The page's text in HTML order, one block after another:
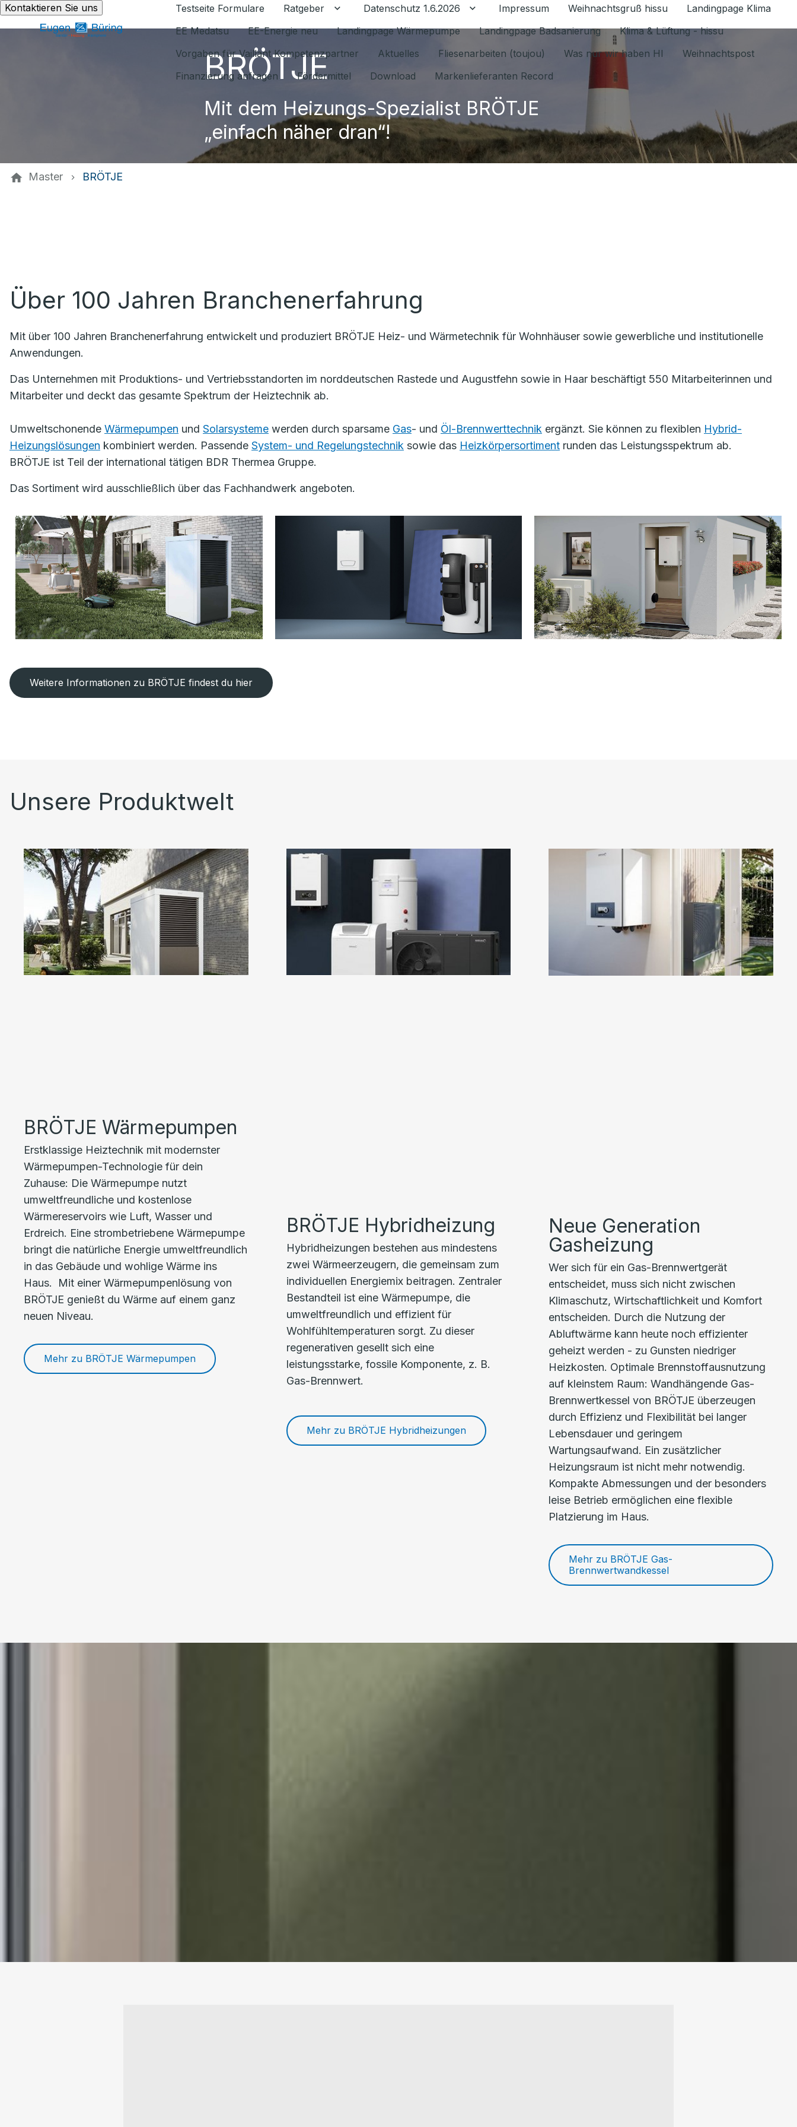
Kontaktieren Sie uns Testseite Formulare Ratgeber Untermenü für Ratgeber umschalten
Datenschutz 1.6.2026 Untermenü für Datenschutz 1.6.2026 umschalten
Impressum Weihnachtsgruß hissu
Landingpage Klima
EE Medatsu
EE-Energie neu Landingpage Wärmepumpe Landingpage Badsanierung
Klima & Lüftung - hissu
Vorgaben für Vaillant Kompetenzpartner
Aktuelles Fliesenarbeiten (toujou) Was nur wir haben HI
Weihnachtspost
Finanzierung anfragen
Fördermittel Download Markenlieferanten Record
BRÖTJE
Mit dem Heizungs-Spezialist BRÖTJE
„einfach näher dran“!
Master BRÖTJE
Über 100 Jahren Branchenerfahrung
Mit über 100 Jahren Branchenerfahrung entwickelt und produziert BRÖTJE Heiz- und Wärmetechnik für Wohnhäuser sowie gewerbliche und institutionelle
Anwendungen.
Das Unternehmen mit Produktions- und Vertriebsstandorten im norddeutschen Rastede und Augustfehn sowie in Haar beschäftigt 550 Mitarbeiterinnen und
Mitarbeiter und deckt das gesamte Spektrum der Heiztechnik ab.
Umweltschonende Wärmepumpen und Solarsysteme werden durch sparsame Gas- und Öl-Brennwerttechnik ergänzt. Sie können zu flexiblen Hybrid-
Heizungslösungen kombiniert werden. Passende System- und Regelungstechnik sowie das Heizkörpersortiment runden das Leistungsspektrum ab.
BRÖTJE ist Teil der international tätigen BDR Thermea Gruppe.
Das Sortiment wird ausschließlich über das Fachhandwerk angeboten.
Weitere Informationen zu BRÖTJE findest du hier
Unsere Produktwelt
BRÖTJE Wärmepumpen
Erstklassige Heiztechnik mit modernster
Wärmepumpen-Technologie für dein
Zuhause: Die Wärmepumpe nutzt
umweltfreundliche und kostenlose
Wärmereservoirs wie Luft, Wasser und
Erdreich. Eine strombetriebene Wärmepumpe
bringt die natürliche Energie umweltfreundlich
in das Gebäude und wohlige Wärme ins
Haus. Mit einer Wärmepumpenlösung von
BRÖTJE genießt du Wärme auf einem ganz
neuen Niveau.
Mehr zu BRÖTJE Wärmepumpen
BRÖTJE Hybridheizung
Hybridheizungen bestehen aus mindestens
zwei Wärmeerzeugern, die gemeinsam zum
individuellen Energiemix beitragen. Zentraler
Bestandteil ist eine Wärmepumpe, die
umweltfreundlich und effizient für
Wohlfühltemperaturen sorgt. Zu dieser
regenerativen gesellt sich eine
leistungsstarke, fossile Komponente, z. B.
Gas-Brennwert.
Mehr zu BRÖTJE Hybridheizungen
Neue Generation
Gasheizung
Wer sich für ein Gas-Brennwertgerät
entscheidet, muss sich nicht zwischen
Klimaschutz, Wirtschaftlichkeit und Komfort
entscheiden. Durch die Nutzung der
Abluftwärme kann heute noch effizienter
geheizt werden - zu Gunsten niedriger
Heizkosten. Optimale Brennstoffausnutzung
auf kleinstem Raum: Wandhängende Gas-
Brennwertkessel von BRÖTJE überzeugen
durch Effizienz und Flexibilität bei langer
Lebensdauer und geringem
Wartungsaufwand. Ein zusätzlicher
Heizungsraum ist nicht mehr notwendig.
Kompakte Abmessungen und der besonders
leise Betrieb ermöglichen eine flexible
Platzierung im Haus.
Mehr zu BRÖTJE Gas-
Brennwertwandkessel